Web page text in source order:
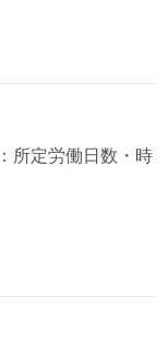
所定労働日数・時